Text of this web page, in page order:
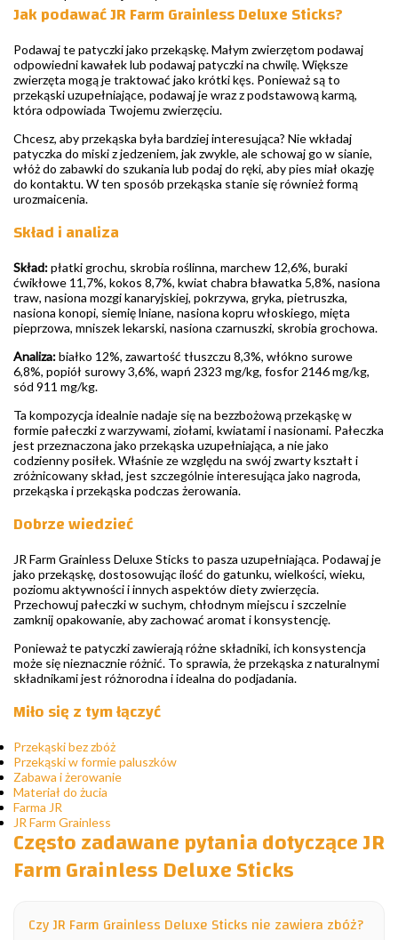
Jak podawać JR Farm Grainless Deluxe Sticks?
Podawaj te patyczki jako przekąskę. Małym zwierzętom podawaj
odpowiedni kawałek lub podawaj patyczki na chwilę. Większe
zwierzęta mogą je traktować jako krótki kęs. Ponieważ są to
przekąski uzupełniające, podawaj je wraz z podstawową karmą,
która odpowiada Twojemu zwierzęciu.
Chcesz, aby przekąska była bardziej interesująca? Nie wkładaj
patyczka do miski z jedzeniem, jak zwykle, ale schowaj go w sianie,
włóż do zabawki do szukania lub podaj do ręki, aby pies miał okazję
do kontaktu. W ten sposób przekąska stanie się również formą
urozmaicenia.
Skład i analiza
Skład:płatki grochu, skrobia roślinna, marchew 12,6%, buraki
ćwikłowe 11,7%, kokos 8,7%, kwiat chabra bławatka 5,8%, nasiona
traw, nasiona mozgi kanaryjskiej, pokrzywa, gryka, pietruszka,
nasiona konopi, siemię lniane, nasiona kopru włoskiego, mięta
pieprzowa, mniszek lekarski, nasiona czarnuszki, skrobia grochowa.
Analiza:białko 12%, zawartość tłuszczu 8,3%, włókno surowe
6,8%, popiół surowy 3,6%, wapń 2323 mg/kg, fosfor 2146 mg/kg,
sód 911 mg/kg.
Ta kompozycja idealnie nadaje się na bezzbożową przekąskę w
formie pałeczki z warzywami, ziołami, kwiatami i nasionami. Pałeczka
jest przeznaczona jako przekąska uzupełniająca, a nie jako
codzienny posiłek. Właśnie ze względu na swój zwarty kształt i
zróżnicowany skład, jest szczególnie interesująca jako nagroda,
przekąska i przekąska podczas żerowania.
Dobrze wiedzieć
JR Farm Grainless Deluxe Sticks to pasza uzupełniająca. Podawaj je
jako przekąskę, dostosowując ilość do gatunku, wielkości, wieku,
poziomu aktywności i innych aspektów diety zwierzęcia.
Przechowuj pałeczki w suchym, chłodnym miejscu i szczelnie
zamknij opakowanie, aby zachować aromat i konsystencję.
Ponieważ te patyczki zawierają różne składniki, ich konsystencja
może się nieznacznie różnić. To sprawia, że przekąska z naturalnymi
składnikami jest różnorodna i idealna do podjadania.
Miło się z tym łączyć
Przekąski bez zbóż
Przekąski w formie paluszków
Zabawa i żerowanie
Materiał do żucia
Farma JR
JR Farm Grainless
Często zadawane pytania dotyczące JR
Farm Grainless Deluxe Sticks
Czy JR Farm Grainless Deluxe Sticks nie zawiera zbóż?